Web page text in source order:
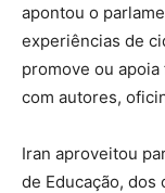
apontou o
experiências de
promove ou
com autores,
Iran aproveitou
de Educação,